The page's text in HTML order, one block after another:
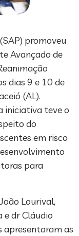
promoveu
Avançado de
dias 9 e 10 de
(AL).
iniciativa teve o
do
em risco
para
Lourival,
e dr Cláudio
apresentaram as